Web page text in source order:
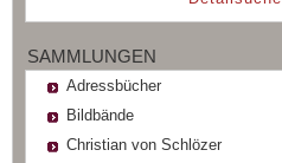
SAMMLUNGEN
Adressbücher
Bildbände
Christian von Schlözer